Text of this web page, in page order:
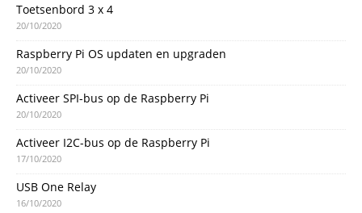
Toetsenbord 3 x 4
20/10/2020
Raspberry Pi OS updaten en upgraden
20/10/2020
Activeer SPI-bus op de Raspberry Pi
20/10/2020
Activeer I2C-bus op de Raspberry Pi
17/10/2020
USB One Relay
16/10/2020